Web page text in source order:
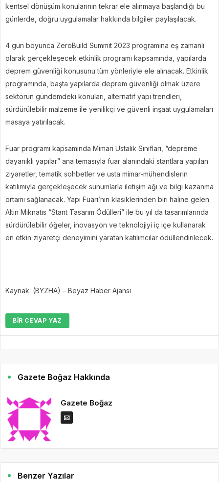
kentsel dönüşüm konularının tekrar ele alınmaya başlandığı bu
günlerde, doğru uygulamalar hakkında bilgiler paylaşılacak.
4 gün boyunca ZeroBuild Summit 2023 programına eş zamanlı
olarak gerçekleşecek etkinlik programı kapsamında, yapılarda
deprem güvenliği konusunu tüm yönleriyle ele alınacak. Etkinlik
programında, başta yapılarda deprem güvenliği olmak üzere
sektörün gündemdeki konuları, alternatif yapı trendleri,
sürdürülebilir malzeme ile yenilikçi ve güvenli inşaat uygulamaları
masaya yatırılacak.
Fuar programı kapsamında Mimari Ustalık Sınıfları, “depreme
dayanıklı yapılar” ana temasıyla fuar alanındaki stantlara yapılan
ziyaretler, tematik sohbetler ve usta mimar-mühendislerin
katılımıyla gerçekleşecek sunumlarla iletişim ağı ve bilgi kazanma
ortamı sağlanacak. Yapı Fuarı’nın klasiklerinden biri haline gelen
Altın Mıknatıs “Stant Tasarım Ödülleri” ile bu yıl da tasarımlarında
sürdürülebilir öğeler, inovasyon ve teknolojiyi iç içe kullanarak
en etkin ziyaretçi deneyimini yaratan katılımcılar ödüllendirilecek.
Kaynak: (BYZHA) – Beyaz Haber Ajansı
BIR CEVAP YAZ
Gazete Boğaz Hakkında
Gazete Boğaz
Benzer Yazılar